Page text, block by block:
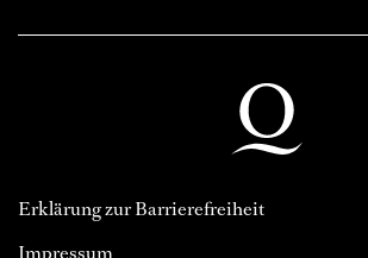
Erklärung zur Barrierefreiheit
Impressum